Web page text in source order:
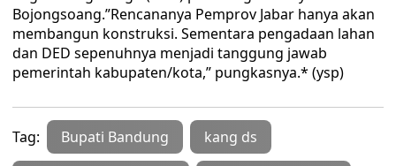
Bojongsoang.”Rencananya Pemprov Jabar hanya akan
membangun konstruksi. Sementara pengadaan lahan
dan DED sepenuhnya menjadi tanggung jawab
pemerintah kabupaten/kota,” pungkasnya.* (ysp)
Tag: Bupati Bandung kang ds